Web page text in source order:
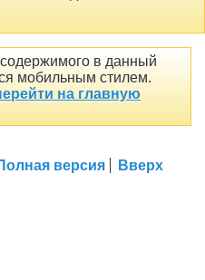
в данный
мобильным стилем.
на главную
версия Вверх